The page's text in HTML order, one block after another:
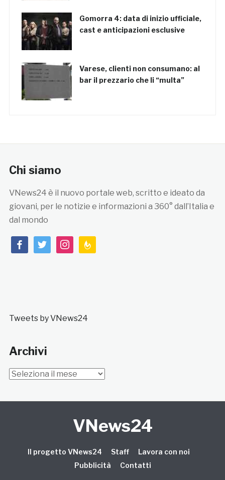
Gomorra 4: data di inizio ufficiale,
cast e anticipazioni esclusive
Varese, clienti non consumano: al
bar il prezzario che li “multa”
Chi siamo
VNews24 è il nuovo portale web, scritto e ideato da
giovani, per le notizie e informazioni a 360° dall’Italia e
dal mondo
facebooktwitterinstagramfeedburner
Tweets by VNews24
Archivi
Archivi
VNews24
Il progetto VNews24 Staff
Lavora con noi
Pubblicità
Contatti